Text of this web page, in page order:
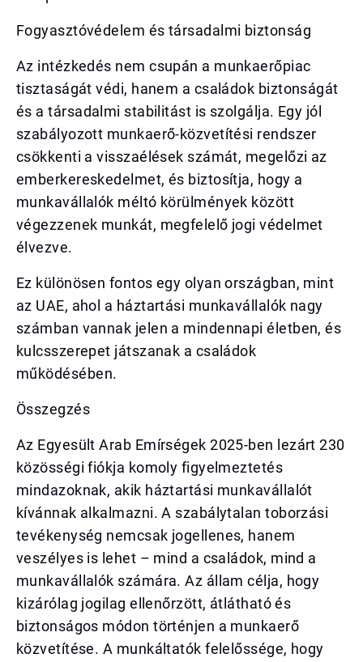
Fogyasztóvédelem és társadalmi biztonság
Az intézkedés nem csupán a munkaerőpiac
tisztaságát védi, hanem a családok biztonságát
és a társadalmi stabilitást is szolgálja. Egy jól
szabályozott munkaerő-közvetítési rendszer
csökkenti a visszaélések számát, megelőzi az
emberkereskedelmet, és biztosítja, hogy a
munkavállalók méltó körülmények között
végezzenek munkát, megfelelő jogi védelmet
élvezve.
Ez különösen fontos egy olyan országban, mint
az UAE, ahol a háztartási munkavállalók nagy
számban vannak jelen a mindennapi életben, és
kulcsszerepet játszanak a családok
működésében.
Összegzés
Az Egyesült Arab Emírségek 2025-ben lezárt 230
közösségi fiókja komoly figyelmeztetés
mindazoknak, akik háztartási munkavállalót
kívánnak alkalmazni. A szabálytalan toborzási
tevékenység nemcsak jogellenes, hanem
veszélyes is lehet – mind a családok, mind a
munkavállalók számára. Az állam célja, hogy
kizárólag jogilag ellenőrzött, átlátható és
biztonságos módon történjen a munkaerő
közvetítése. A munkáltatók felelőssége, hogy